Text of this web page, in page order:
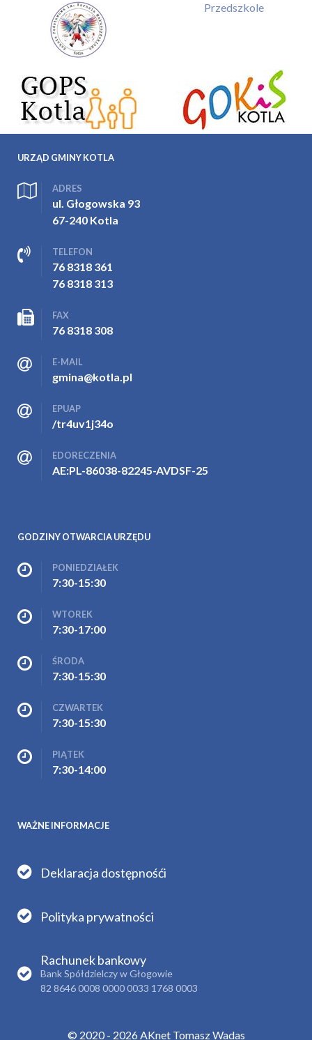
Przedszkole
URZĄD GMINY KOTLA
ADRES
ul. Głogowska 93
67-240 Kotla
TELEFON
76 8318 361
76 8318 313
FAX
76 8318 308
E-MAIL
gmina@kotla.pl
EPUAP
/tr4uv1j34o
EDORECZENIA
AE:PL-86038-82245-AVDSF-25
GODZINY OTWARCIA URZĘDU
PONIEDZIAŁEK
7:30-15:30
WTOREK
7:30-17:00
ŚRODA
7:30-15:30
CZWARTEK
7:30-15:30
PIĄTEK
7:30-14:00
WAŻNE INFORMACJE
Deklaracja dostępnośći
Polityka prywatności
Rachunek bankowy
Bank Spółdzielczy w Głogowie
82 8646 0008 0000 0033 1768 0003
© 2020 - 2026 AKnet Tomasz Wadas